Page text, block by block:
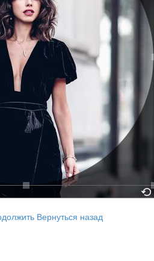
Вернуться назад